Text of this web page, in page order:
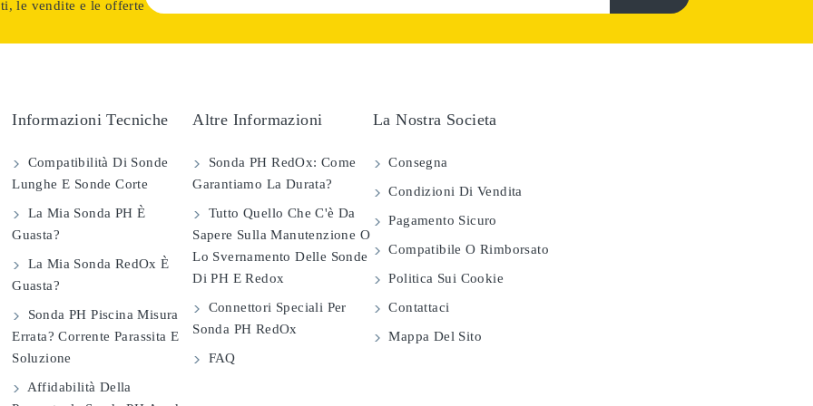
le vendite e le offerte
Informazioni Tecniche
Compatibilità Di Sonde
Lunghe E Sonde Corte
La Mia Sonda PH È
Guasta?
La Mia Sonda RedOx È
Guasta?
Sonda PH Piscina Misura
Errata? Corrente Parassita E
Soluzione
Affidabilità Della
Altre Informazioni
Sonda PH RedOx: Come
Garantiamo La Durata?
Tutto Quello Che C'è Da
Sapere Sulla Manutenzione O
Lo Svernamento Delle Sonde
Di PH E Redox
Connettori Speciali Per
Sonda PH RedOx
FAQ
La Nostra Societa
Consegna
Condizioni Di Vendita
Pagamento Sicuro
Compatibile O Rimborsato
Politica Sui Cookie
Contattaci
Mappa Del Sito